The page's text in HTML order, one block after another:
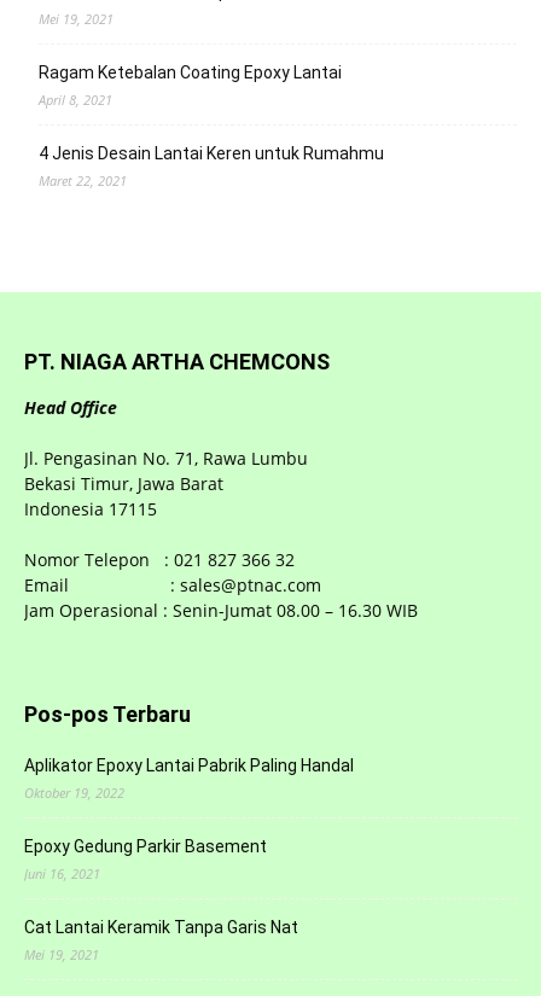
Mei 19, 2021
Ragam Ketebalan Coating Epoxy Lantai
April 8, 2021
4 Jenis Desain Lantai Keren untuk Rumahmu
Maret 22, 2021
PT. NIAGA ARTHA CHEMCONS
Head Office
Jl. Pengasinan No. 71, Rawa Lumbu
Bekasi Timur, Jawa Barat
Indonesia 17115
Nomor Telepon : 021 827 366 32
Email : sales@ptnac.com
Jam Operasional : Senin-Jumat 08.00 – 16.30 WIB
Pos-pos Terbaru
Aplikator Epoxy Lantai Pabrik Paling Handal
Oktober 19, 2022
Epoxy Gedung Parkir Basement
Juni 16, 2021
Cat Lantai Keramik Tanpa Garis Nat
Mei 19, 2021